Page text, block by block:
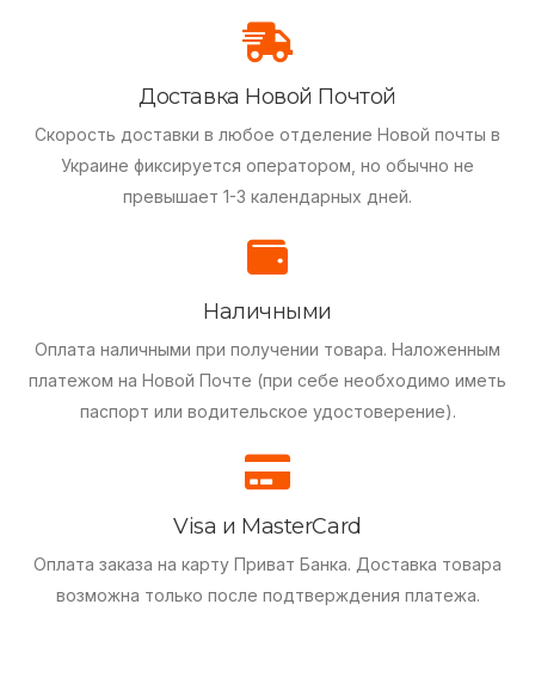
Доставка Новой Почтой
Скорость доставки в любое отделение Новой почты в
Украине фиксируется оператором, но обычно не
превышает 1-3 календарных дней.
Наличными
Оплата наличными при получении товара. Наложенным
платежом на Новой Почте (при себе необходимо иметь
паспорт или водительское удостоверение).
Visa и MasterCard
Оплата заказа на карту Приват Банка. Доставка товара
возможна только после подтверждения платежа.